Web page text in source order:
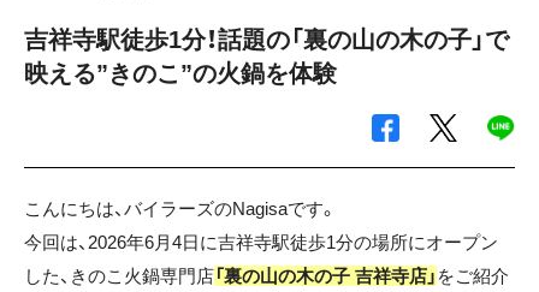
吉祥寺駅徒歩1分！話題の「裏の山の木の子」で
映える”きのこ”の火鍋を体験
こんにちは、バイラーズのNagisaです。
今回は、2026年6月4日に吉祥寺駅徒歩1分の場所にオープン
した、きのこ火鍋専門店「裏の山の木の子 吉祥寺店」 をご紹介